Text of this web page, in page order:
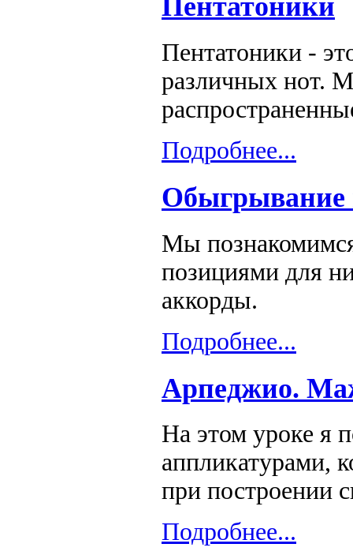
Пентатоники -
различных нот.
Подробнее...
Обыгрывание
Мы
позициями для
аккорды.
Подробнее...
Арпеджио.
На этом уроке я
аппликатурами,
при построении
Подробнее...